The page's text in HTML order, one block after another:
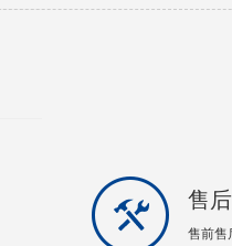
售
售前售